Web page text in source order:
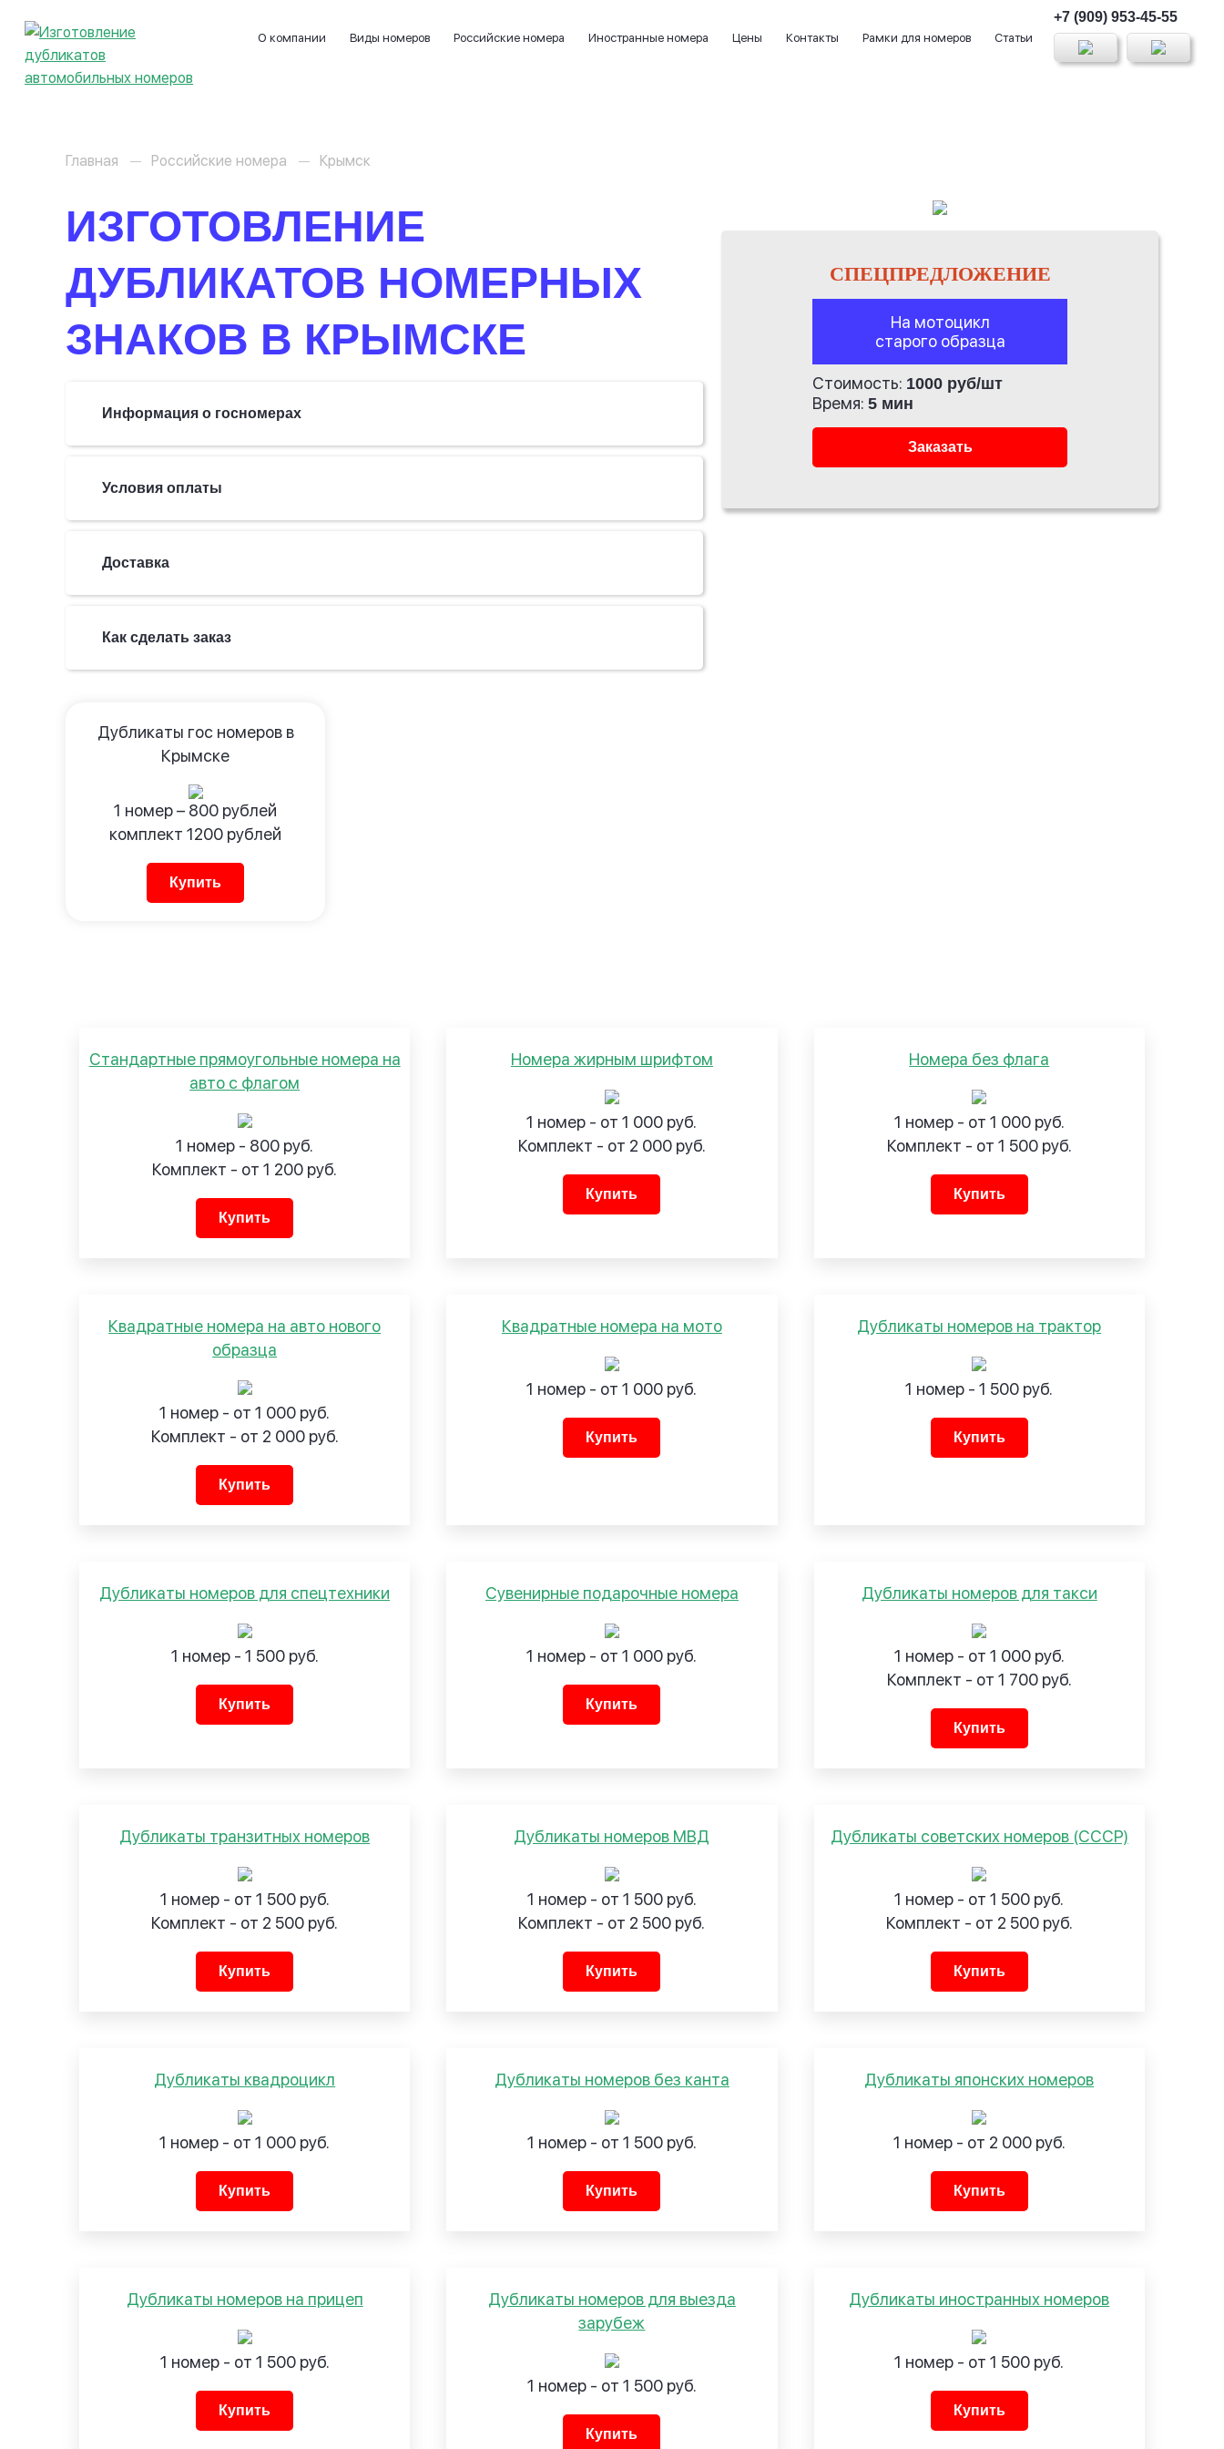
О компании Виды номеров Российские номера Иностранные номера Цены Контакты Рамки для номеров Статьи
+7 (909) 953-45-55
Главная Российские номера Крымск
ИЗГОТОВЛЕНИЕ
ДУБЛИКАТОВ НОМЕРНЫХ
ЗНАКОВ В КРЫМСКЕ
Информация о госномерах
Условия оплаты
Доставка
Как сделать заказ
СПЕЦПРЕДЛОЖЕНИЕ
На мотоцикл
старого образца
Стоимость: 1000 руб/шт
Время: 5 мин
Заказать
Дубликаты гос номеров в
Крымске
1 номер – 800 рублей
комплект 1200 рублей
Купить
Стандартные прямоугольные номера на
авто с флагом
1 номер - 800 руб.
Комплект - от 1 200 руб.
Купить
Номера жирным шрифтом
1 номер - от 1 000 руб.
Комплект - от 2 000 руб.
Купить
Номера без флага
1 номер - от 1 000 руб.
Комплект - от 1 500 руб.
Купить
Квадратные номера на авто нового
образца
1 номер - от 1 000 руб.
Комплект - от 2 000 руб.
Купить
Квадратные номера на мото
1 номер - от 1 000 руб.
Купить
Дубликаты номеров на трактор
1 номер - 1 500 руб.
Купить
Дубликаты номеров для спецтехники
1 номер - 1 500 руб.
Купить
Сувенирные подарочные номера
1 номер - от 1 000 руб.
Купить
Дубликаты номеров для такси
1 номер - от 1 000 руб.
Комплект - от 1 700 руб.
Купить
Дубликаты транзитных номеров
1 номер - от 1 500 руб.
Комплект - от 2 500 руб.
Купить
Дубликаты номеров МВД
1 номер - от 1 500 руб.
Комплект - от 2 500 руб.
Купить
Дубликаты советских номеров (СССР)
1 номер - от 1 500 руб.
Комплект - от 2 500 руб.
Купить
Дубликаты квадроцикл
1 номер - от 1 000 руб.
Купить
Дубликаты номеров без канта
1 номер - от 1 500 руб.
Купить
Дубликаты японских номеров
1 номер - от 2 000 руб.
Купить
Дубликаты номеров на прицеп
1 номер - от 1 500 руб.
Купить
Дубликаты номеров для выезда
зарубеж
1 номер - от 1 500 руб.
Купить
Дубликаты иностранных номеров
1 номер - от 1 500 руб.
Купить